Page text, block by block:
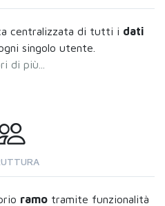
centralizzata di tutti i dati
singolo utente.
di più...
ramo tramite funzionalità